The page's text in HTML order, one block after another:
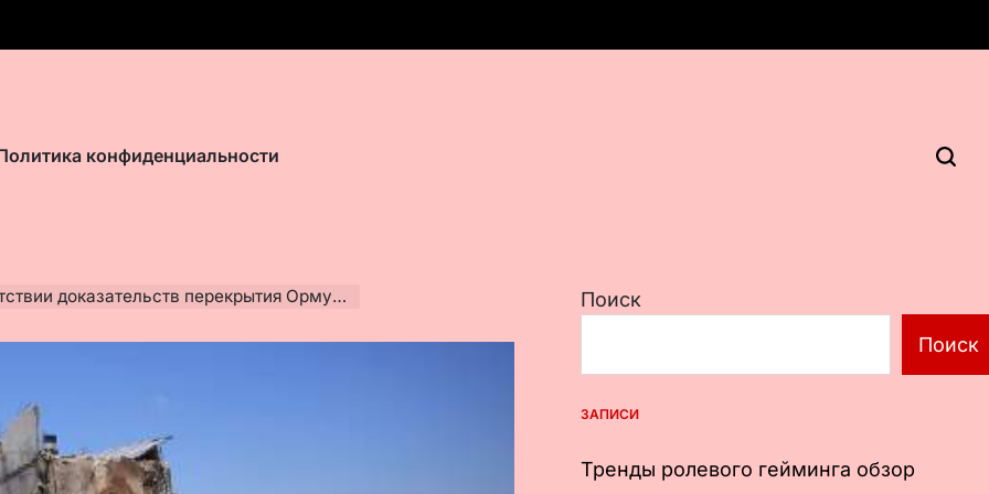
конфиденциальности
перекрытия Ормузского пролива Ираном
Поиск
Поиск
ЗАПИСИ
Тренды ролевого гейминга обзор